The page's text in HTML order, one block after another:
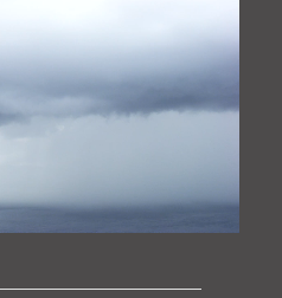
CARTE
COLLECTIONS